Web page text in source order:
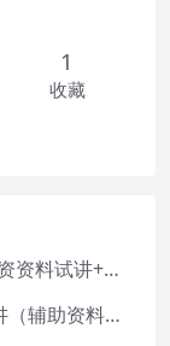
1
收藏
2021年教师资格证统考面试 小学教资资料试讲+答辩
中小学美术面试说课试讲通关班14讲（辅助资料第一套）